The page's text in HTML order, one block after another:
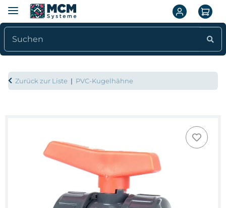
Zurück zur Liste PVC-Kugelhähne